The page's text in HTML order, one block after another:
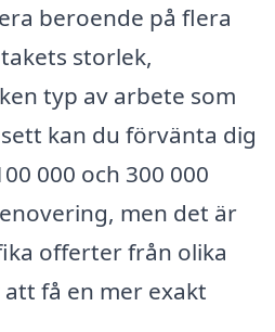
beroende på flera
storlek,
typ av arbete som
kan du förvänta dig
000 och 300 000
men det är
offerter från olika
få en mer exakt